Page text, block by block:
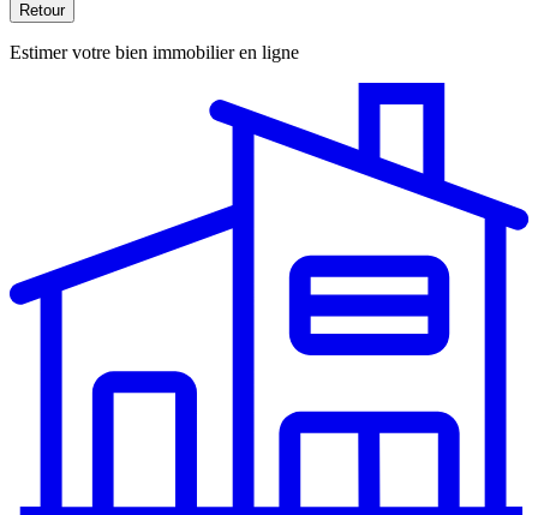
Retour
Estimer votre bien immobilier en ligne